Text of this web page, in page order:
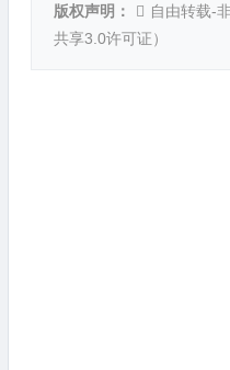
版权声明： 自由转载-
共享3.0许可证）